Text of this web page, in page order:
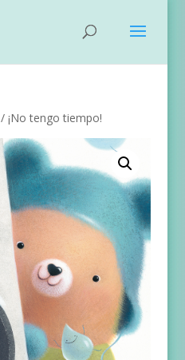
/ ¡No tengo tiempo!